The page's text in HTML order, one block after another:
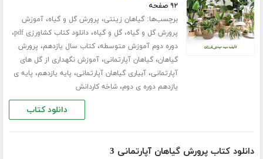
۹۲ صفحه
برچسب‌ها:گیاهان زینتی، پرورش گل و گیاه،آموزش
پرورش گل و گیاه،گل و گیاه،دانلود کتاب کشاورزی pdf ،
دوره دوم آموزش متوسطه،کتاب سال یازدهم، پرورش
گیاهان،گیاهان آپارتمانی،آموزش نگهداری از گل های
آپارتمانی،آبیاری گیاهان آپارتمانی، پایه یازدهم، پایه ی
یازدهم دوره ی دوم،شاخه کاردانش
دانلود کتاب
دانلود کتاب پرورش گیاهان آپارتمانی 3